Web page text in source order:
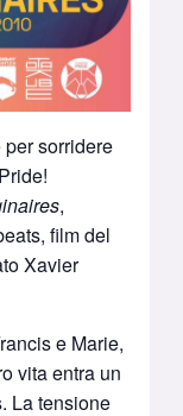
sorridere
,
film del
Xavier
e Marie,
vita entra un
La tensione